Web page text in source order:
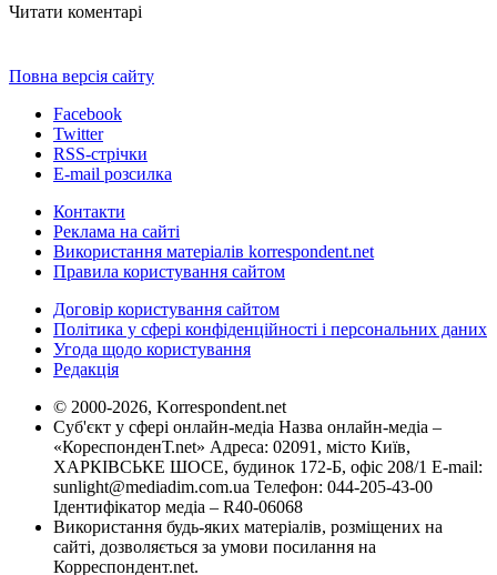
Читати коментарі
Повна версія сайту
Facebook
Twitter
RSS-стрічки
E-mail розсилка
Контакти
Реклама на сайті
Використання матеріалів korrespondent.net
Правила користування сайтом
Договір користування сайтом
Політика у сфері конфіденційності і персональних даних
Угода щодо користування
Редакція
© 2000-2026, Korrespondent.net
Суб'єкт у сфері онлайн-медіа Назва онлайн-медіа –
«КореспонденТ.net» Адреса: 02091, місто Київ,
ХАРКІВСЬКЕ ШОСЕ, будинок 172-Б, офіс 208/1 E-mail:
sunlight@mediadim.com.ua Телефон: 044-205-43-00
Ідентифікатор медіа – R40-06068
Використання будь-яких матеріалів, розміщених на
сайті, дозволяється за умови посилання на
Корреспондент.net.